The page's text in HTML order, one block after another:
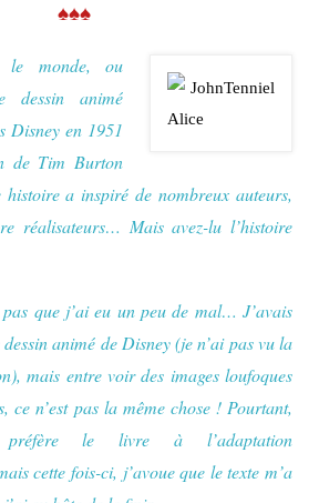
♠♠♠
le monde, ou
dessin animé
Disney en 1951
de Tim Burton
a inspiré de nombreux auteurs,
réalisateurs… Mais avez-lu l’histoire
que j’ai eu un peu de mal… J’avais
animé de Disney (je n’ai pas vu la
mais entre voir des images loufoques
ce n’est pas la même chose ! Pourtant,
le livre à l’adaptation
cette fois-ci, j’avoue que le texte m’a